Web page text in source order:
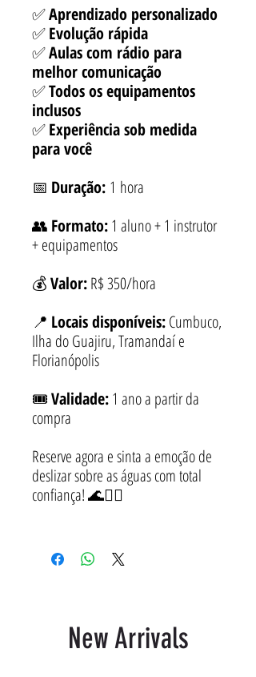
✅Aprendizado personalizado
✅Evolução rápida
✅Aulas com rádio para
melhor comunicação
✅Todos os equipamentos
inclusos
✅Experiência sob medida
para você
📅 Duração: 1 hora
👥 Formato:1 aluno + 1 instrutor
+ equipamentos
💰Valor:R$ 350/hora
📍 Locais disponíveis:Cumbuco,
Ilha do Guajiru, Tramandaí e
Florianópolis
🎟️Validade:1 ano a partir da
compra
Reserve agora e sinta a emoção de
deslizar sobre as águas com total
confiança! 🌊🏄‍♂️
New Arrivals